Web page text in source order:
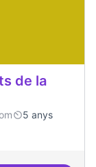
de la
5 anys